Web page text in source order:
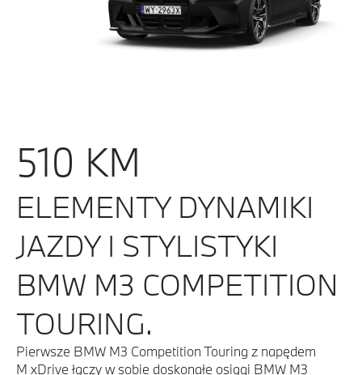
510 KM
ELEMENTY DYNAMIKI
JAZDY I STYLISTYKI
BMW M3 COMPETITION
TOURING.
Pierwsze BMW M3 Competition Touring z napędem
M xDrive łączy w sobie doskonałe osiągi BMW M3